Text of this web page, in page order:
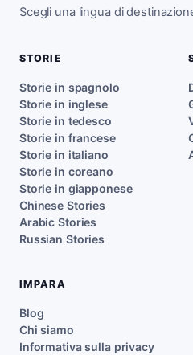
Scegli una lingua di
STORIE
Storie in spagnolo
Storie in inglese
Storie in tedesco
Storie in francese
Storie in italiano
Storie in coreano
Storie in giapponese
Chinese Stories
Arabic Stories
Russian Stories
IMPARA
Blog
Chi siamo
Informativa sulla privacy